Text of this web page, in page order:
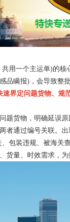
共用一个主运单)的
品瞒报)，会导致整
速界定问题货物、规
货物，明确延误原
者通过编号关联。
包装违规、被海关
货量、时效需求，为